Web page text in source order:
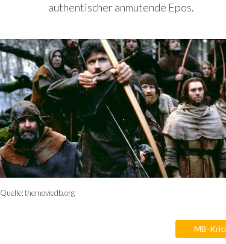
authentischer anmutende Epos.
Quelle:themoviedb.org
MB-